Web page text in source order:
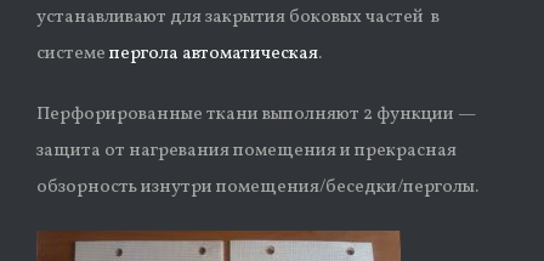
устанавливают для закрытия боковых частей в
системепергола автоматическая.
Перфорированные ткани выполняют 2 функции —
защита от нагревания помещения и прекрасная
обзорность изнутри помещения/беседки/перголы.